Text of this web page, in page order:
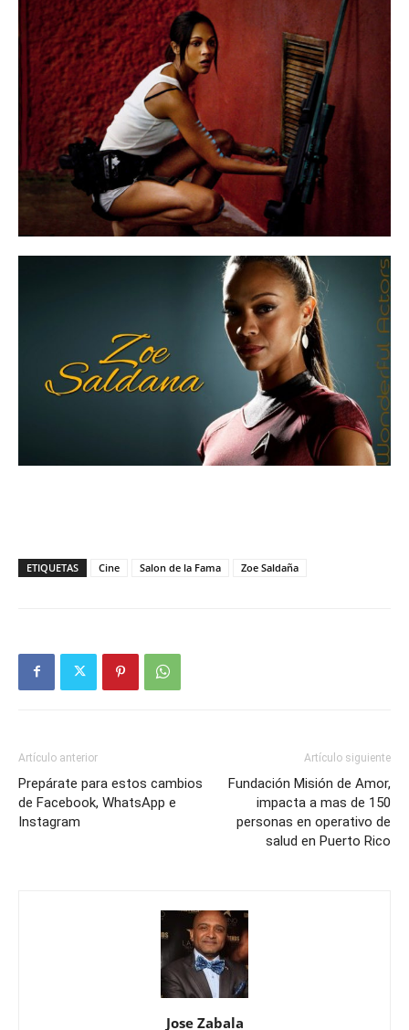
ETIQUETAS Cine Salon de la Fama Zoe Saldaña
Artículo anterior
Prepárate para estos cambios
de Facebook, WhatsApp e
Instagram
Artículo siguiente
Fundación Misión de Amor,
impacta a mas de 150
personas en operativo de
salud en Puerto Rico
Jose Zabala